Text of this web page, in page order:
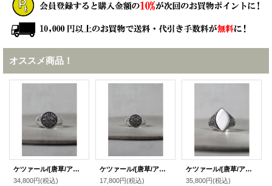
オススメ商品！
ケツァール/[唐草/アラベスクリング] スクロール シグネットリング ラウンド （ラージ）/Quetzal
34,800円(税込)
ケツァール/[唐草/アラベスクリング] スクロール シグネットリング ラウンド（スモール）/Quetzal
17,800円(税込)
ケツァール/[唐草/アラベスクリング] スクロール シグネットリング マーキス （ラージ）/Quetzal
35,800円(税込)